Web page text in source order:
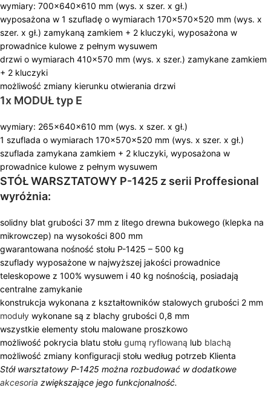
wymiary: 700x640x610 mm (wys. x szer. x gł.)
wyposażona w 1 szufladę o wymiarach 170x570x520 mm (wys. x
szer. x gł.) zamykaną zamkiem + 2 kluczyki, wyposażona w
prowadnice kulowe z pełnym wysuwem
drzwi o wymiarach 410×570 mm (wys. x szer.) zamykane zamkiem
+ 2 kluczyki
możliwość zmiany kierunku otwierania drzwi
1x MODUŁ typ E
wymiary: 265x640x610 mm (wys. x szer. x gł.)
1 szuflada o wymiarach 170x570x520 mm (wys. x szer. x gł.)
szuflada zamykana zamkiem + 2 kluczyki, wyposażona w
prowadnice kulowe z pełnym wysuwem
STÓŁ WARSZTATOWY P-1425 z serii Proffesional
wyróżnia:
solidny blat grubości 37 mm z litego drewna bukowego (klepka na
mikrowczep) na wysokości 800 mm
gwarantowana nośność stołu P-1425 – 500 kg
szuflady wyposażone w najwyższej jakości prowadnice
teleskopowe z 100% wysuwem i 40 kg nośnością, posiadają
centralne zamykanie
konstrukcja wykonana z kształtowników stalowych grubości 2 mm
moduły wykonane są z blachy grubości 0,8 mm
wszystkie elementy stołu malowane proszkowo
możliwość pokrycia blatu stołu gumą ryflowaną lub blachą
możliwość zmiany konfiguracji stołu według potrzeb Klienta
Stół warsztatowy P-1425 można rozbudować w dodatkowe
akcesoria zwiększające jego funkcjonalność.